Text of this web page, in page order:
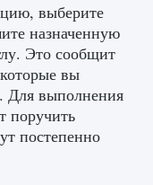
выберите
назначенную
Это сообщит
вы
Для выполнения
поручить
постепенно